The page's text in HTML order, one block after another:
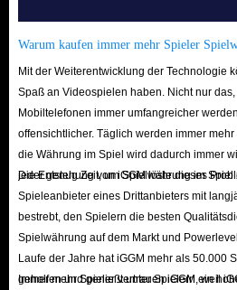
Warum kaufen immer mehr Spieler
Mit der Weiterentwicklung der Technologie
Spaß an Videospielen haben. Nicht nur
Mobiltelefonen immer umfangreicher
offensichtlicher. Täglich werden immer
die Währung im Spiel wird dadurch immer
jeder genug Zeit, um Spielwährung im Spiel
Die Entstehung von iGGM löste dieses
Spieleanbieter eines Drittanbieters mit
bestrebt, den Spielern die besten
Spielwährung auf dem Markt und
Laufe der Jahre hat iGGM mehr als 50.000
geholfen und genießt unter Spielern ein
Immer mehr Spieler vertrauen iGGM, weil